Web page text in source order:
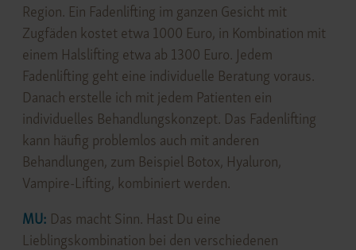
Region. Ein Fadenlifting im ganzen Gesicht mit
Zugfäden kostet etwa 1000 Euro, in Kombination mit
einem Halslifting etwa ab 1300 Euro. Jedem
Fadenlifting geht eine individuelle Beratung voraus.
Danach erstelle ich mit jedem Patienten ein
individuelles Behandlungskonzept. Das Fadenlifting
kann häufig problemlos auch mit anderen
Behandlungen, zum Beispiel Botox, Hyaluron,
Vampire-Lifting, kombiniert werden.
MU: Das macht Sinn. Hast Du eine
Lieblingskombination bei den verschiedenen